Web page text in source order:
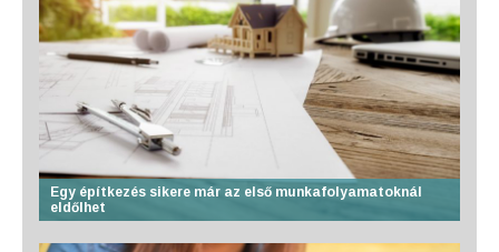
Egy építkezés sikere már az első munkafolyamatoknál
eldőlhet